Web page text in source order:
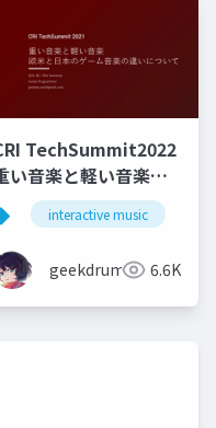
music
TechSummit2022
い音楽と軽い音楽
米と日本のゲーム音
の違いについて
interactive music
geekdrums 6.6K